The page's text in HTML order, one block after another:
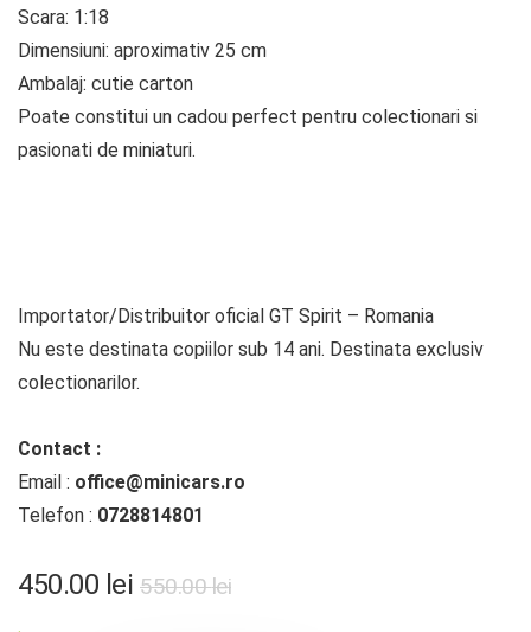
Scara: 1:18
Dimensiuni: aproximativ 25 cm
Ambalaj: cutie carton
Poate constitui un cadou perfect pentru colectionari si
pasionati de miniaturi.
Importator/Distribuitor oficial GT Spirit – Romania
Nu este destinata copiilor sub 14 ani. Destinata exclusiv
colectionarilor.
Contact :
Email : office@minicars.ro
Telefon : 0728814801
550.00leiPrețul
450.00 lei
Prețul